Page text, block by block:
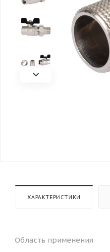
ХАРАКТЕРИСТИКИ
Область применения